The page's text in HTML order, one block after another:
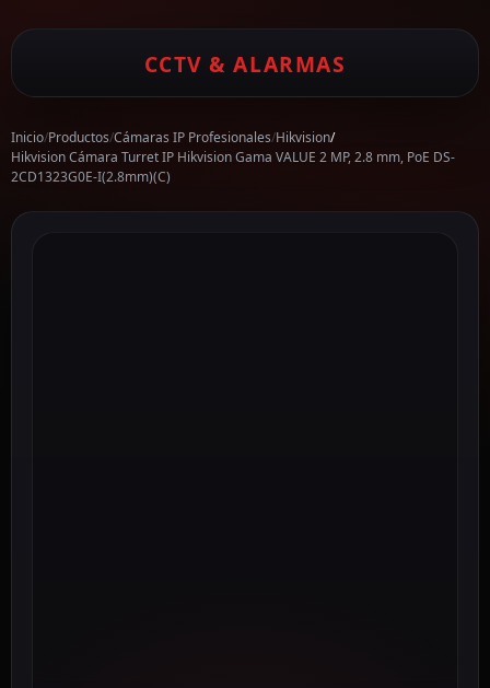
CCTV & ALARMAS
Inicio/Productos/Cámaras IP Profesionales/Hikvision/
Hikvision Cámara Turret IP Hikvision Gama VALUE 2 MP, 2.8 mm, PoE DS-
2CD1323G0E-I(2.8mm)(C)